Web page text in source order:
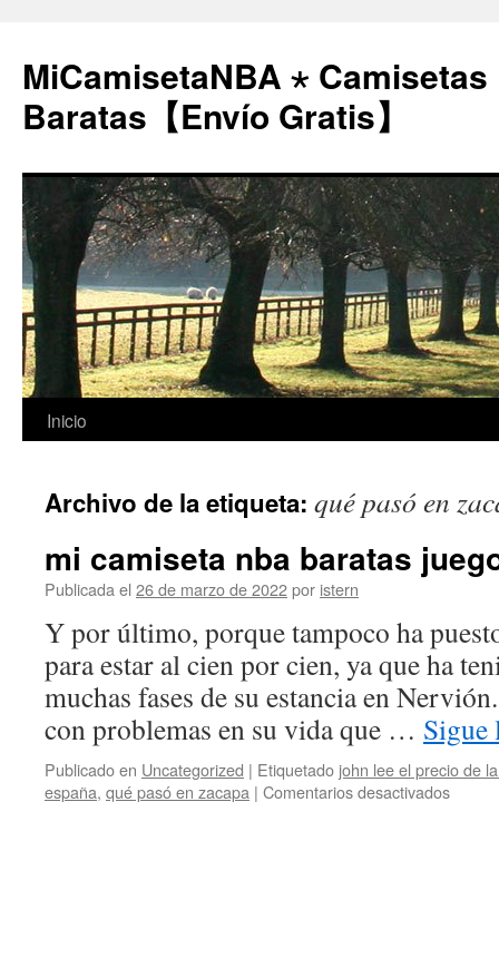
MiCamisetaNBA ⋆ Camisetas
Baratas【Envío Gratis】
Saltar
contenido
Inicio
Archivo de la etiqueta: qué pasó en
mi camiseta nba baratas
Publicada el 26 de marzo de 2022por istern
Y por último, porque tampoco ha
para estar al cien por cien, ya que ha
muchas fases de su estancia en
con problemas en su vida que …
Publicado en Uncategorized | Etiquetado john lee el precio de
españa, qué pasó en zacapa | Comentarios desactivadosen